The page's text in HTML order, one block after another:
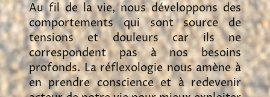
Au fil de la vie, nous développons des
comportements qui sont source de
tensions et douleurs car ils ne
correspondent pas à nos besoins
profonds. La réflexologie nous amène à
en prendre conscience et à redevenir